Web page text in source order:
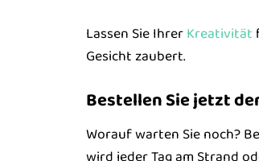
Lassen Sie IhrerKreativität
Gesicht zaubert.
Bestellen Sie jetzt
Worauf warten Sie noch?